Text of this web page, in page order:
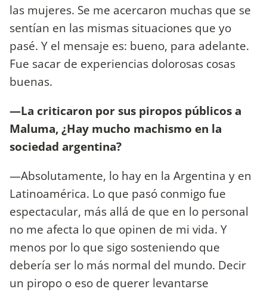
las mujeres. Se me acercaron muchas que se
sentían en las mismas situaciones que yo
pasé. Y el mensaje es: bueno, para adelante.
Fue sacar de experiencias dolorosas cosas
buenas.
—La criticaron por sus piropos públicos a
Maluma, ¿Hay mucho machismo en la
sociedad argentina?
—Absolutamente, lo hay en la Argentina y en
Latinoamérica. Lo que pasó conmigo fue
espectacular, más allá de que en lo personal
no me afecta lo que opinen de mi vida. Y
menos por lo que sigo sosteniendo que
debería ser lo más normal del mundo. Decir
un piropo o eso de querer levantarse